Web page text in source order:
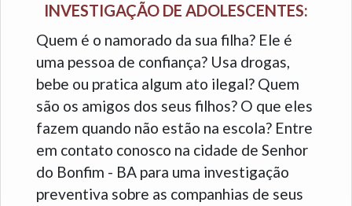
INVESTIGAÇÃO DE ADOLESCENTES:
Quem é o namorado da sua filha? Ele é
uma pessoa de confiança? Usa drogas,
bebe ou pratica algum ato ilegal? Quem
são os amigos dos seus filhos? O que eles
fazem quando não estão na escola? Entre
em contato conosco na cidade de Senhor
do Bonfim - BA para uma investigação
preventiva sobre as companhias de seus